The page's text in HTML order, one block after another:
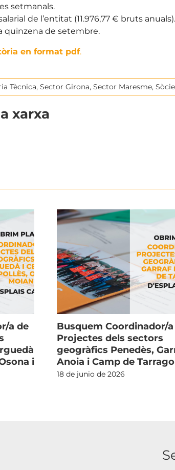
setmanals.
de l’entitat (11.976,77 € bruts anuals).
quinzena de setembre.
en format pdf.
Tècnica, Sector Girona, Sector Maresme,
xarxa
a de
i
Busquem Coordinador/
Projectes dels sectors
geogràfics Penedès,
Anoia i Camp de
18 de junio de 2026